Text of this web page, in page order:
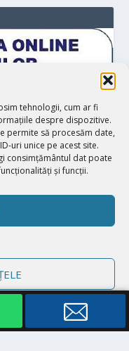
tehnologii, cum ar fi
despre dispozitive.
permite să procesăm date,
uri unice pe acest site.
consimțământul dat poate
și funcții.
Impressum
WordPress